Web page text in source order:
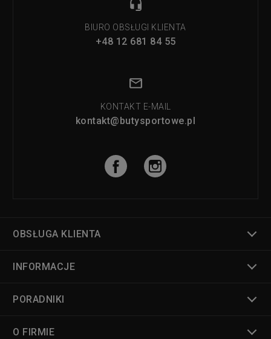
BIURO OBSŁUGI KLIENTA
+48 12 681 84 55
KONTAKT E-MAIL
kontakt@butysportowe.pl
OBSŁUGA KLIENTA
INFORMACJE
PORADNIKI
O FIRMIE